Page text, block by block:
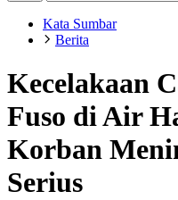
Kata Sumbar
Berita
Kecelakaan
Fuso di Air
Korban
Serius